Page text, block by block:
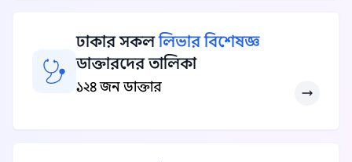
ঢাকার সকললিভার বিশেষজ্ঞ
ডাক্তারদের তালিকা
১২৪ জন ডাক্তার